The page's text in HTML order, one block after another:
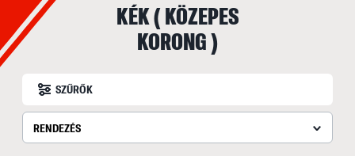
KÉK ( KÖZEPES
KORONG )
SZŰRŐK
RENDEZÉS